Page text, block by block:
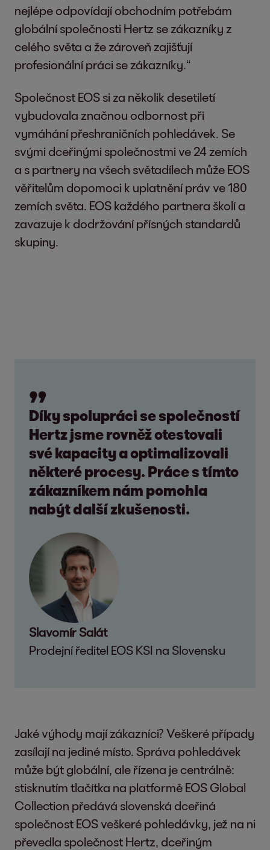
nejlépe odpovídají obchodním potřebám
globální společnosti Hertz se zákazníky z
celého světa a že zároveň zajišťují
profesionální práci se zákazníky.“
Společnost EOS si za několik desetiletí
vybudovala značnou odbornost při
vymáhání přeshraničních pohledávek. Se
svými dceřinými společnostmi ve 24 zemích
a s partnery na všech světadílech může EOS
věřitelům dopomoci k uplatnění práv ve 180
zemích světa. EOS každého partnera školí a
zavazuje k dodržování přísných standardů
skupiny.
Díky spolupráci se společností
Hertz jsme rovněž otestovali
své kapacity a optimalizovali
některé procesy. Práce s tímto
zákazníkem nám pomohla
nabýt další zkušenosti.
Slavomír Salát
Prodejní ředitel EOS KSI na Slovensku
Jaké výhody mají zákazníci? Veškeré případy
zasílají na jediné místo. Správa pohledávek
může být globální, ale řízena je centrálně:
stisknutím tlačítka na platformě EOS Global
Collection předává slovenská dceřiná
společnost EOS veškeré pohledávky, jež na ni
převedla společnost Hertz, dceřiným